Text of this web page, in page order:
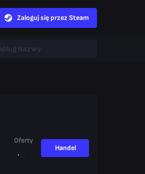
Zaloguj się przez Steam
Oferty
Handel